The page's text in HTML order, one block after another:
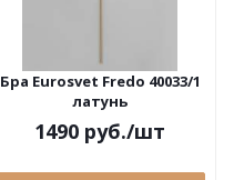
Бра Eurosvet Fredo 40033/1
латунь
1490 руб./шт